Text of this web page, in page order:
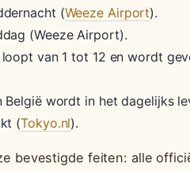
(Weeze Airport).
(Weeze Airport).
van 1 tot 12 en wordt
België wordt in het dagelijks
(Tokyo.nl).
bevestigde feiten: alle